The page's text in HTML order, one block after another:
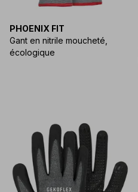
PHOENIX FIT
Gant en nitrile moucheté,
écologique